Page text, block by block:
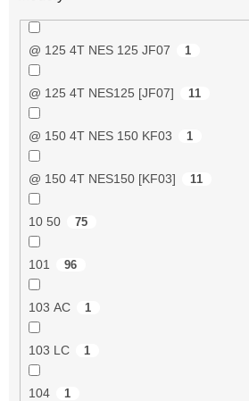
@ 125 4T NES 125 JF07 1
@ 125 4T NES125 [JF07] 11
@ 150 4T NES 150 KF03 1
@ 150 4T NES150 [KF03] 11
10 50 75
101 96
103 AC 1
103 LC 1
104 1